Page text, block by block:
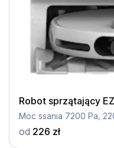
Robot sprzątający
od 226 zł